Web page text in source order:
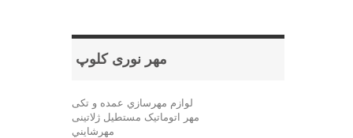
مهر نوری کلوپ
لوازم مهرسازي عمده و تکی
مهر اتوماتیک مستطيل ژلاتینی
مهرشايني